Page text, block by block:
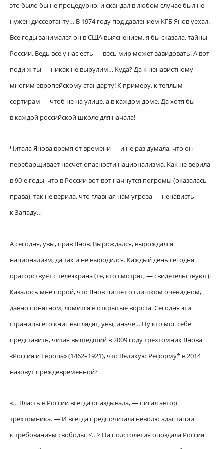
это было бы не процедурно, и скандал в любом случае был не
нужен диссертанту… В 1974 году под давлением КГБ Янов уехал.
Все годы занимался он в США выяснением, я бы сказала, тайны
России. Ведь все у нас есть — весь мир может завидовать. А вот
поди ж ты — никак не вырулим… Куда? Да к ненавистному
многим европейскому стандарту! К примеру, к теплым
сортирам — чтоб не на улице, а в каждом доме. Да хотя бы
в каждой российской школе для начала!
Читала Янова время от времени — и не раз думала, что он
перебарщивает насчет опасности национализма. Как не верила
в 90-е годы, что в России вот-вот начнутся погромы (оказалась
права), так не верила, что главная нам угроза — ненависть
к Западу…
А сегодня, увы, прав Янов. Вырождался, вырождался
национализм, да так и не выродился. Каждый день сегодня
ораторствует с телеэкрана (те, кто смотрят, — свидетельствуют).
Казалось мне порой, что Янов пишет о слишком очевидном,
давно понятном, ломится в открытые ворота. Сегодня эти
страницы его книг выглядят, увы, иначе… Ну кто мог себе
представить, читая вышедший в 2009 году трехтомник Янова
«Россия и Европа» (1462–1921), что Великую Реформу* в 2014
назовут преждевременной?
«… Власть в России всегда опаздывала, — писал автор
трехтомника. — И всегда предпочитала неволю адаптации
к требованиям свободы. <…> На полстолетия опоздала Россия